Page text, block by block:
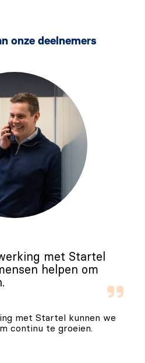
onze deelnemers
met Startel
helpen om
met Startel kunnen we
continu te groeien.